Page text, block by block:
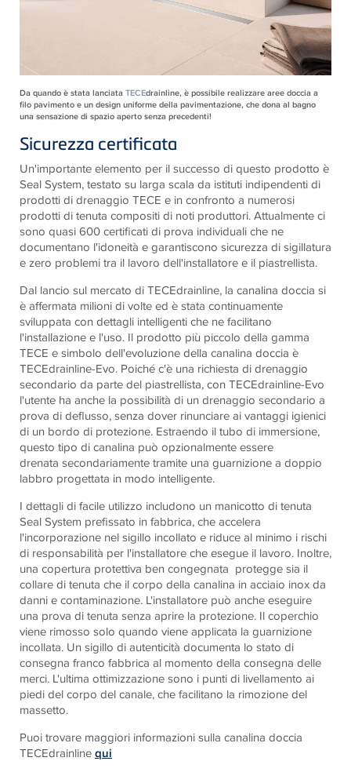
Da quando è stata lanciataTECEdrainline, è possibile realizzare aree doccia a
filo pavimento e un design uniforme della pavimentazione, che dona al bagno
una sensazione di spazio aperto senza precedenti!
Sicurezza certificata
Un'importante elemento per il successo di questo prodotto è
Seal System, testato su larga scala da istituti indipendenti di
prodotti di drenaggio TECE e in confronto a numerosi
prodotti di tenuta compositi di noti produttori. Attualmente ci
sono quasi 600 certificati di prova individuali che ne
documentano l'idoneità e garantiscono sicurezza di sigillatura
e zero problemi tra il lavoro dell'installatore e il piastrellista.
Dal lancio sul mercato di TECEdrainline, la canalina doccia si
è affermata milioni di volte ed è stata continuamente
sviluppata con dettagli intelligenti che ne facilitano
l'installazione e l'uso. Il prodotto più piccolo della gamma
TECE e simbolo dell'evoluzione della canalina doccia è
TECEdrainline-Evo. Poiché c'è una richiesta di drenaggio
secondario da parte del piastrellista, con TECEdrainline-Evo
l'utente ha anche la possibilità di un drenaggio secondario a
prova di deflusso, senza dover rinunciare ai vantaggi igienici
di un bordo di protezione. Estraendo il tubo di immersione,
questo tipo di canalina può opzionalmente essere
drenata secondariamente tramite una guarnizione a doppio
labbro progettata in modo intelligente.
I dettagli di facile utilizzo includono un manicotto di tenuta
Seal System prefissato in fabbrica, che accelera
l'incorporazione nel sigillo incollato e riduce al minimo i rischi
di responsabilità per l'installatore che esegue il lavoro. Inoltre,
una copertura protettiva ben congegnata protegge sia il
collare di tenuta che il corpo della canalina in acciaio inox da
danni e contaminazione. L'installatore può anche eseguire
una prova di tenuta senza aprire la protezione. Il coperchio
viene rimosso solo quando viene applicata la guarnizione
incollata. Un sigillo di autenticità documenta lo stato di
consegna franco fabbrica al momento della consegna delle
merci. L'ultima ottimizzazione sono i punti di livellamento ai
piedi del corpo del canale, che facilitano la rimozione del
massetto.
Puoi trovare maggiori informazioni sulla canalina doccia
TECEdrainlinequi